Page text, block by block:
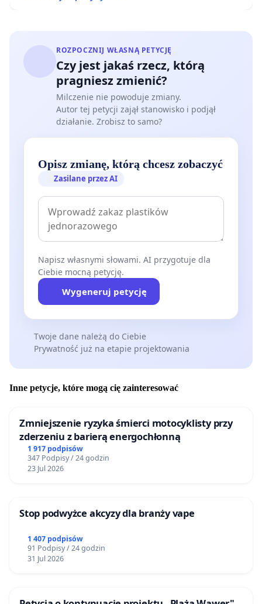
ROZPOCZNIJ WŁASNĄ PETYCJĘ
Czy jest jakaś rzecz, którą
pragniesz zmienić?
Milczenie nie powoduje zmiany.
Autor tej petycji zajął stanowisko i podjął
działanie. Zrobisz to samo?
Opisz zmianę, którą chcesz zobaczyć
Zasilane przez AI
Napisz własnymi słowami. AI przygotuje dla
Ciebie mocną petycję.
Wygeneruj petycję
Twoje dane należą do Ciebie
Prywatność już na etapie projektowania
Inne petycje, które mogą cię zainteresować
Zmniejszenie ryzyka śmierci motocyklisty przy
zderzeniu z barierą energochłonną
1 917 podpisów
347 Podpisy / 24 godzin
23 Jul 2026
Stop podwyżce akcyzy dla branży vape
1 407 podpisów
91 Podpisy / 24 godzin
31 Jul 2026